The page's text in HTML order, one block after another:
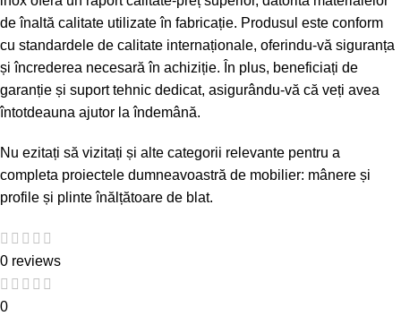
de înaltă calitate utilizate în fabricație. Produsul este conform
cu standardele de calitate internaționale, oferindu-vă siguranța
și încrederea necesară în achiziție. În plus, beneficiați de
garanție și suport tehnic dedicat, asigurându-vă că veți avea
întotdeauna ajutor la îndemână.
Nu ezitați să vizitați și alte categorii relevante pentru a
completa proiectele dumneavoastră de mobilier: mânere și
profile și plinte înălțătoare de blat.
0 reviews
0